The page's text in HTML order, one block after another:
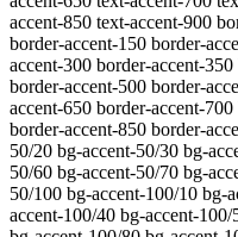
accent-850 text-accent-900
border-accent-150 border-
accent-300 border-accent-
border-accent-500 border-
accent-650 border-accent-
border-accent-850 border-
50/20 bg-accent-50/30 bg-
50/60 bg-accent-50/70 bg-
50/100 bg-accent-100/10 bg-
accent-100/40 bg-accent-